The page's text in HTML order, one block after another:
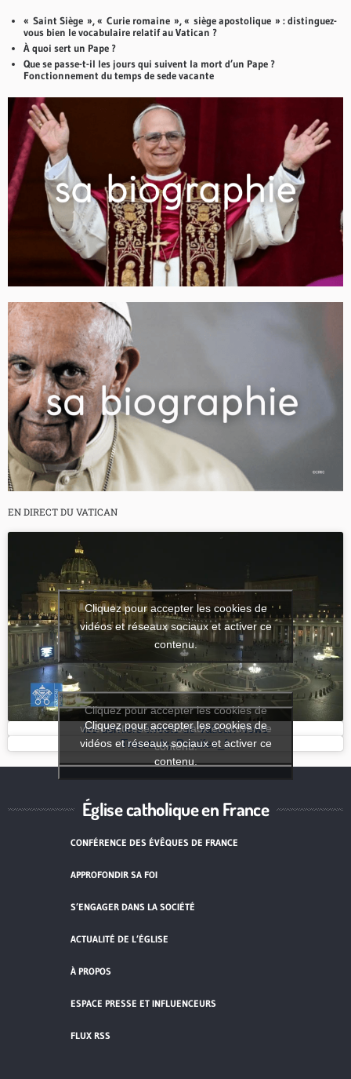
« Saint Siège », « Curie romaine », « siège apostolique » : distinguez-
vous bien le vocabulaire relatif au Vatican ?
À quoi sert un Pape ?
Que se passe-t-il les jours qui suivent la mort d’un Pape ?
Fonctionnement du temps de sede vacante
EN DIRECT DU VATICAN
Cliquez pour accepter les cookies de
vidéos et réseaux sociaux et activer ce
contenu.
les derniers tweets de Vatican News
Cliquez pour accepter les cookies de
vidéos et réseaux sociaux et activer ce
contenu.
Tweets by Pontifex_fr
Cliquez pour accepter les cookies de
vidéos et réseaux sociaux et activer ce
contenu.
Église catholique en France
CONFÉRENCE DES ÉVÊQUES DE FRANCE
APPROFONDIR SA FOI
S’ENGAGER DANS LA SOCIÉTÉ
ACTUALITÉ DE L’ÉGLISE
À PROPOS
ESPACE PRESSE ET INFLUENCEURS
FLUX RSS